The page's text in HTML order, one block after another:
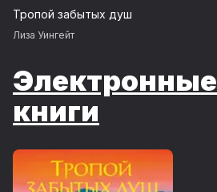
Тропой забытых душ
Лиза Уингейт
Электронные
книги